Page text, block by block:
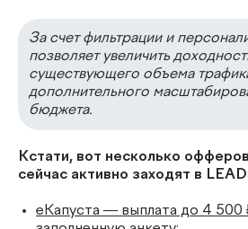
За счет фильтрации и
позволяет увеличить
существующего объема
дополнительного
бюджета.
Кстати, вот несколько
сейчас активно заходят в
еКапуста — выплата до 4 500